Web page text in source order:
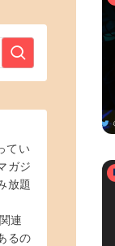
てい
ガジ
放題
連
るの